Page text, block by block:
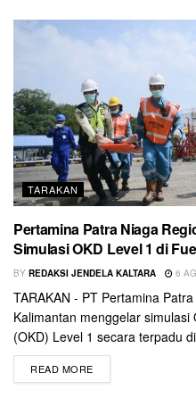
TARAKAN
Pertamina Patra Niaga
Simulasi OKD Level 1 di
BY REDAKSI JENDELA KALTARA 6
TARAKAN - PT Pertamina
Kalimantan menggelar
(OKD) Level 1 secara terpadu
READ MORE